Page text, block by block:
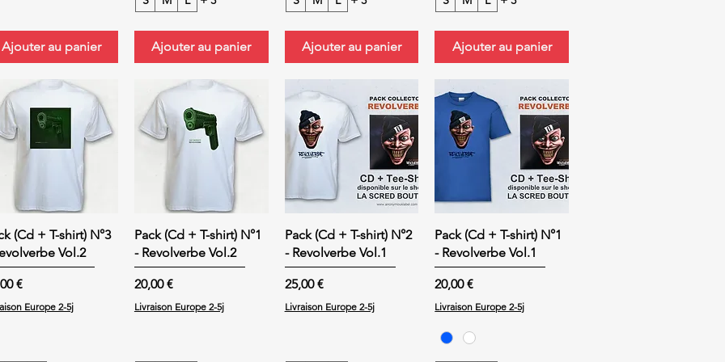
Ajouter au panier Ajouter au panier Ajouter au panier Ajouter au panier
(Cd + T-shirt) N°3
Vol.2
€
Europe 2-5j
Pack (Cd + T-shirt) N°1
- Revolverbe Vol.2
Prix
20,00 €
Livraison Europe 2-5j
Pack (Cd + T-shirt) N°2
- Revolverbe Vol.1
Prix
25,00 €
Livraison Europe 2-5j
Pack (Cd + T-shirt) N°1
- Revolverbe Vol.1
Prix
20,00 €
Livraison Europe 2-5j